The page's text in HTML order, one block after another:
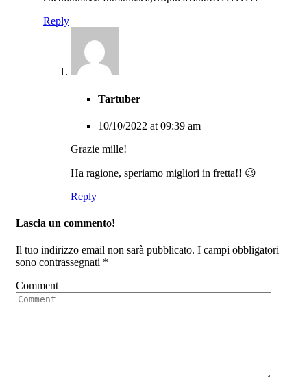
Reply
Tartuber
10/10/2022 at 09:39 am
Grazie mille!
Ha ragione, speriamo migliori in fretta!! 😉
Reply
Lascia un commento!
Il tuo indirizzo email non sarà pubblicato. I campi obbligatori
sono contrassegnati *
Comment